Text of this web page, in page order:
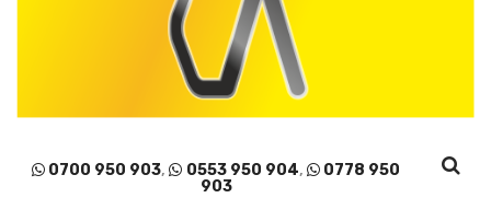
0700 950 903, 0553 950 904,
0778 950
903